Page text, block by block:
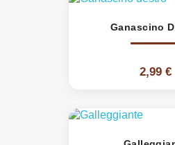
Ganascino
2,99 €